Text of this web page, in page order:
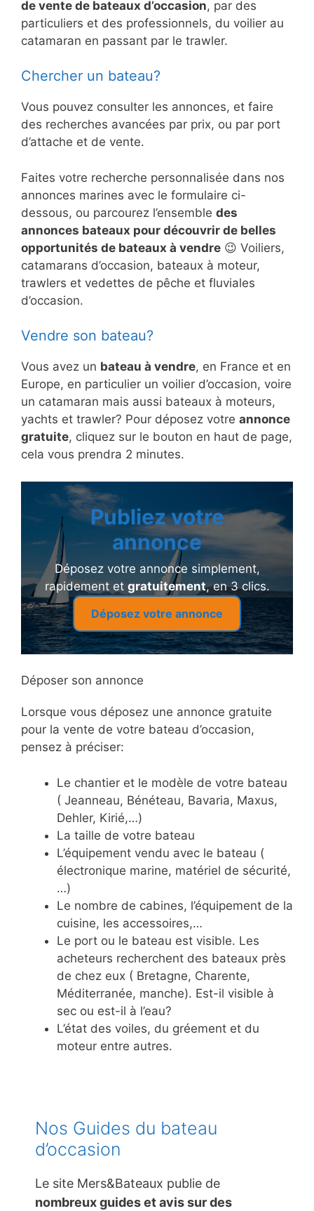
de vente de bateaux d’occasion, par des
particuliers et des professionnels, du voilier au
catamaran en passant par le trawler.
Chercher un bateau?
Vous pouvez consulter les annonces, et faire
des recherches avancées par prix, ou par port
d’attache et de vente.
Faites votre recherche personnalisée dans nos
annonces marines avec le formulaire ci-
dessous, ou parcourez l’ensemble des
annonces bateaux pour découvrir de belles
opportunités de bateaux à vendre 😉 Voiliers,
catamarans d’occasion, bateaux à moteur,
trawlers et vedettes de pêche et fluviales
d’occasion.
Vendre son bateau?
Vous avez un bateau à vendre, en France et en
Europe, en particulier un voilier d’occasion, voire
un catamaran mais aussi bateaux à moteurs,
yachts et trawler? Pour déposez votre annonce
gratuite, cliquez sur le bouton en haut de page,
cela vous prendra 2 minutes.
Publiez votre
annonce
Déposez votre annonce simplement,
rapidement et gratuitement, en 3 clics.
Déposez votre annonce
Déposer son annonce
Lorsque vous déposez une annonce gratuite
pour la vente de votre bateau d’occasion,
pensez à préciser:
Le chantier et le modèle de votre bateau
( Jeanneau, Bénéteau, Bavaria, Maxus,
Dehler, Kirié,…)
La taille de votre bateau
L’équipement vendu avec le bateau (
électronique marine, matériel de sécurité,
…)
Le nombre de cabines, l’équipement de la
cuisine, les accessoires,…
Le port ou le bateau est visible. Les
acheteurs recherchent des bateaux près
de chez eux ( Bretagne, Charente,
Méditerranée, manche). Est-il visible à
sec ou est-il à l’eau?
L’état des voiles, du gréement et du
moteur entre autres.
Nos Guides du bateau
d’occasion
Le site Mers&Bateaux publie de
nombreux guides et avis sur des